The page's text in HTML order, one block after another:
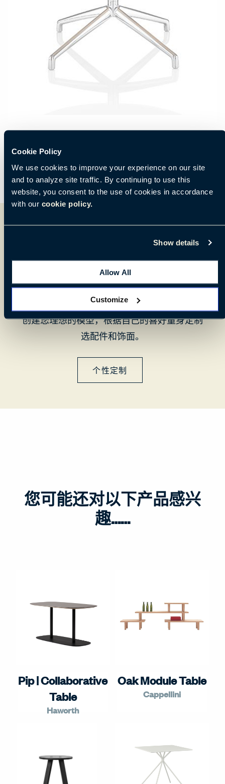
Cookie Policy
We use cookies to improve your experience on our site
and to analyze site traffic. By continuing to use this
website, you consent to the use of cookies in accordance
with our cookie policy.
Show details
Allow All
Customize
在线配置工具
创建您理想的模型，根据自己的喜好量身定制
选配件和饰面。
个性定制
您可能还对以下产品感兴
趣……
Pip | Collaborative
Table
Haworth
Oak Module Table
Cappellini